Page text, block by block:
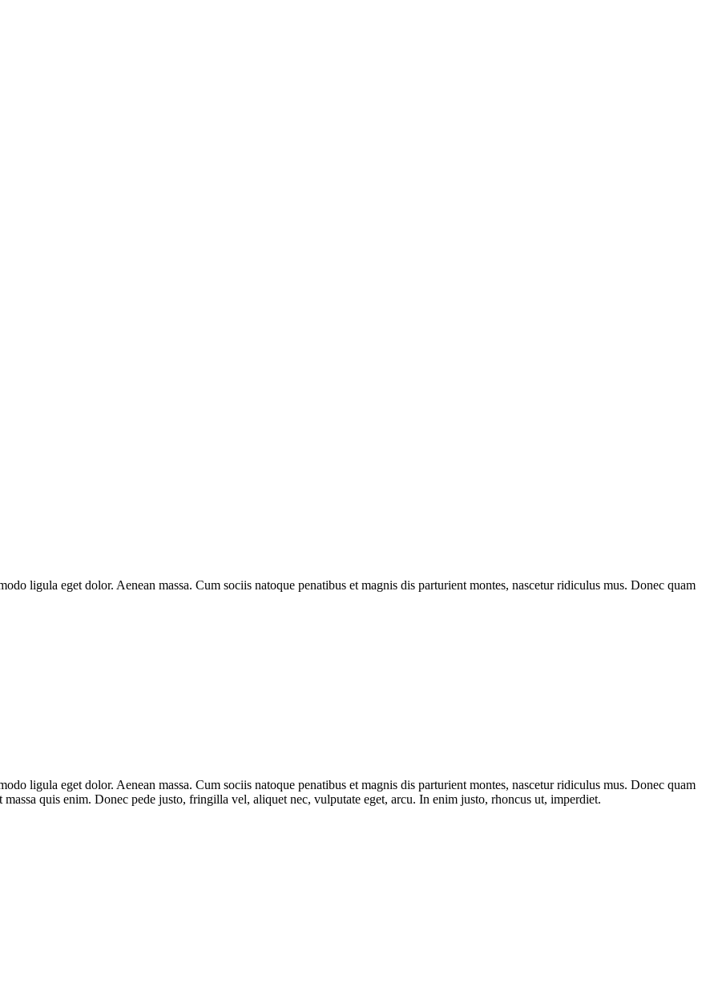
ligula eget dolor. Aenean massa. Cum sociis natoque penatibus et magnis dis parturient montes, nascetur ridiculus mus. Donec quam
ligula eget dolor. Aenean massa. Cum sociis natoque penatibus et magnis dis parturient montes, nascetur ridiculus mus. Donec quam
quis enim. Donec pede justo, fringilla vel, aliquet nec, vulputate eget, arcu. In enim justo, rhoncus ut, imperdiet.